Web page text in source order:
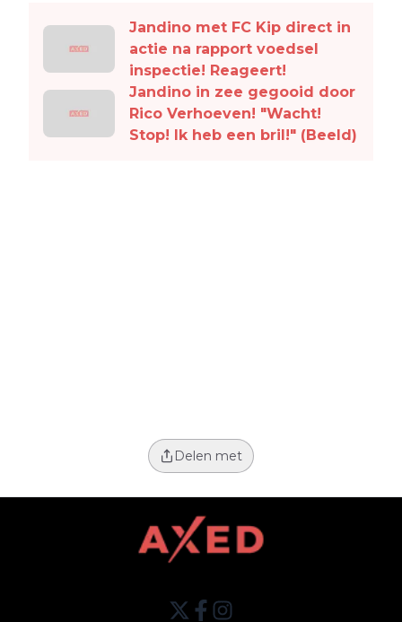
Jandino met FC Kip direct in
actie na rapport voedsel
inspectie! Reageert!
Jandino in zee gegooid door
Rico Verhoeven! "Wacht!
Stop! Ik heb een bril!" (Beeld)
Delen met